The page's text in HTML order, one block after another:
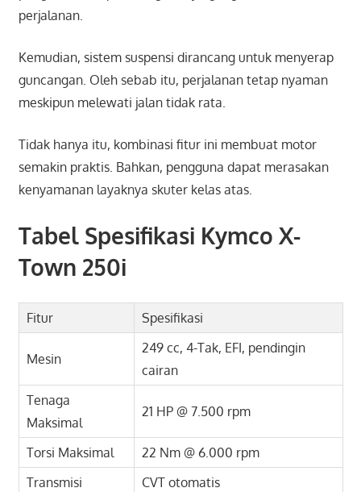
perjalanan.
Kemudian, sistem suspensi dirancang untuk menyerap
guncangan. Oleh sebab itu, perjalanan tetap nyaman
meskipun melewati jalan tidak rata.
Tidak hanya itu, kombinasi fitur ini membuat motor
semakin praktis. Bahkan, pengguna dapat merasakan
kenyamanan layaknya skuter kelas atas.
Tabel Spesifikasi Kymco X-
Town 250i
Fitur Spesifikasi
Mesin
249 cc, 4-Tak, EFI, pendingin
cairan
Tenaga
Maksimal
21 HP @ 7.500 rpm
Torsi Maksimal
22 Nm @ 6.000 rpm
Transmisi
CVT otomatis